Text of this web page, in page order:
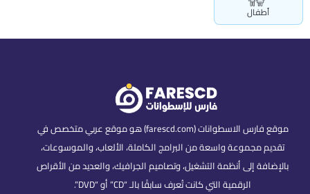
أطفال
موقع فارس الاسطوانات (farescd.com) هو موقع عربي متخصص في
تقديم مجموعة واسعة من البرامج الكاملة، الألعاب، والموسوعات،
بالإضافة إلى أنظمة التشغيل، وتصاميم الجرافيك، والعديد من الأقراص
الرقمية التي كانت تُعرف سابقًا بالـ “CD” أو “DVD”.